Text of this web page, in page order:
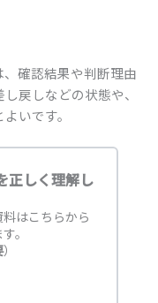
確認結果や判断理由
戻しなどの状態や、
いです。
正しく理解し
はこちらから
。
）